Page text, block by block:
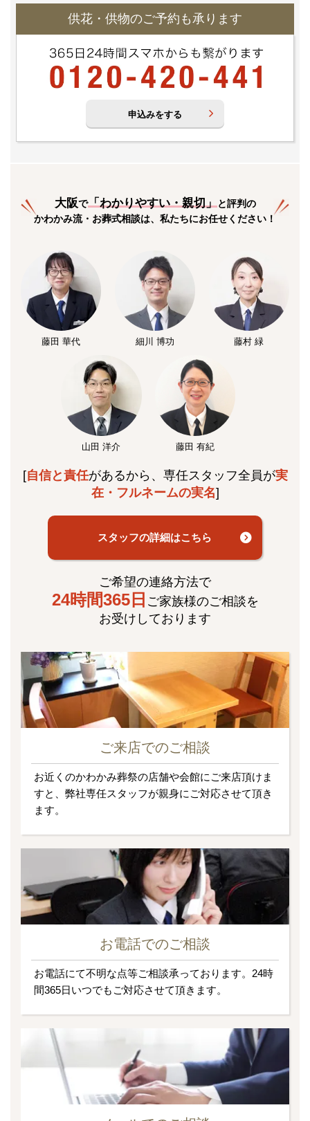
供花・供物のご予約も承ります
申込みをする
大阪で「わかりやすい・親切」と評判の
かわかみ流・お葬式相談は、私たちにお任せください！
藤田 華代 細川 博功 藤村 緑
山田 洋介 藤田 有紀
[自信と責任があるから、専任スタッフ全員が実
在・フルネームの実名]
スタッフの詳細はこちら
ご希望の連絡方法で
24時間365日 ご家族様のご相談を
お受けしております
ご来店でのご相談
お近くのかわかみ葬祭の店舗や会館にご来店頂けま
すと、弊社専任スタッフが親身にご対応させて頂き
ます。
お電話でのご相談
お電話にて不明な点等ご相談承っております。24時
間365日いつでもご対応させて頂きます。